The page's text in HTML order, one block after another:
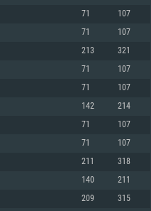
Radeon 77XX / NVIDIA GeForce
versão mais recente
Xeon não suportado)
AMD/Nvidia para Mac.
suporte Metal.
do Linux de 64bit
mais recentes (não mais de 6
mais recentes com suporte
mínima suportada: 720p.
71 107
71 107
213 321
71 107
71 107
142 214
71 107
71 107
211 318
140 211
209 315